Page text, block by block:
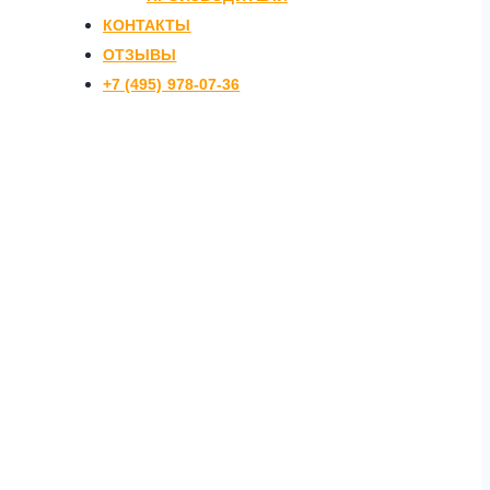
КОНТАКТЫ
ОТЗЫВЫ
+7 (495) 978-07-36